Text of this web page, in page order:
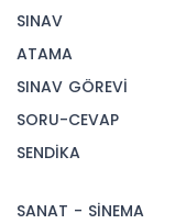
SINAV
ATAMA
SINAV GÖREVİ
SORU-CEVAP
SENDİKA
SANAT - SİNEMA